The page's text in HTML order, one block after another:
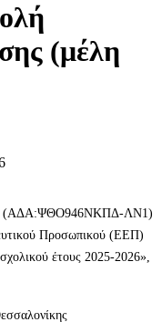
(μέλη
(ΑΔΑ:ΨΘΟ946ΝΚΠΔ-ΛΝ1)
Προσωπικού (ΕΕΠ)
έτους 2025-2026»,